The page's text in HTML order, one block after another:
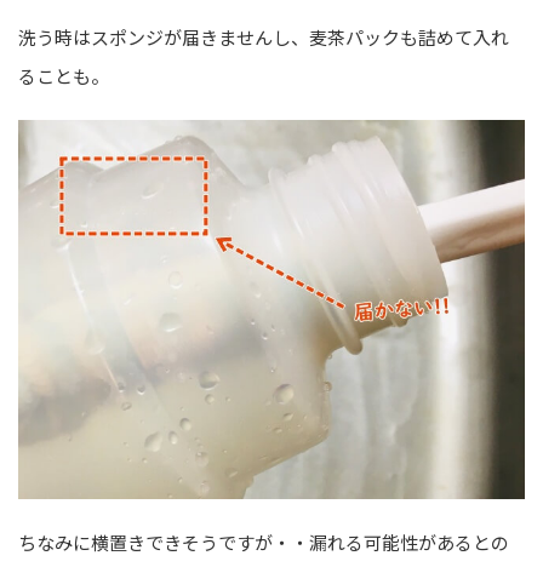
洗う時はスポンジが届きませんし、麦茶パックも詰めて入れ
ることも。
ちなみに横置きできそうですが・・漏れる可能性があるとの